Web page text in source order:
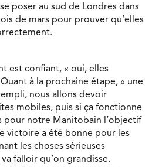
poser au sud de Londres dans
de mars pour prouver qu’elles
est confiant, « oui, elles
à la prochaine étape, « une
nous allons devoir
mobiles, puis si ça fonctionne
pour notre Manitobain l’objectif
victoire a été bonne pour les
les choses sérieuses
falloir qu’on grandisse.